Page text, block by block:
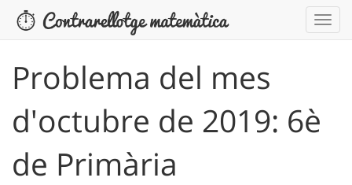
Problema del mes
d'octubre de 2019: 6è
de Primària